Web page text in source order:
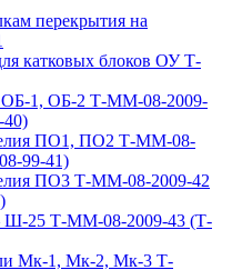
перекрытия на
катковых блоков ОУ Т-
ОБ-1, ОБ-2 Т-ММ-08-2009-
ПО1, ПО2 Т-ММ-08-
99-41)
ПО3 Т-ММ-08-2009-42
25 Т-ММ-08-2009-43 (Т-
Мк-1, Мк-2, Мк-3 Т-